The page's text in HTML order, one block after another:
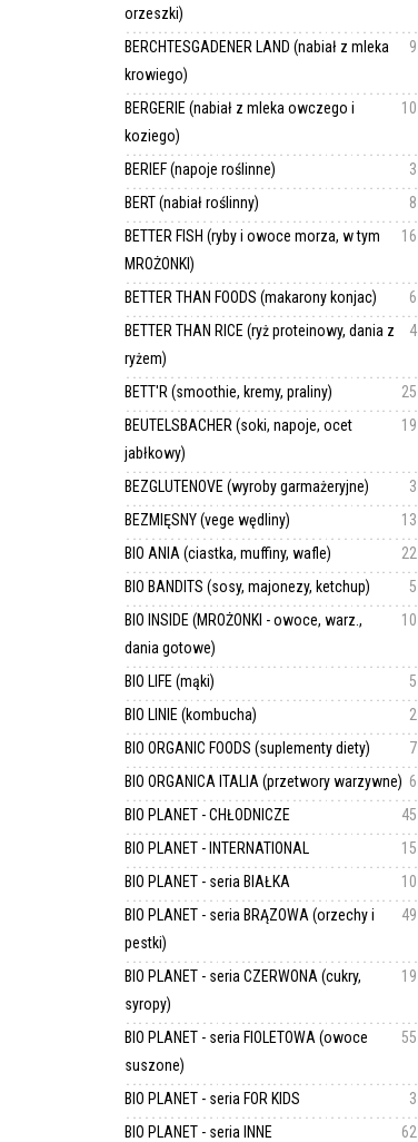
orzeszki)
9
BERCHTESGADENER LAND (nabiał z mleka
krowiego)
10
BERGERIE (nabiał z mleka owczego i
koziego)
3
BERIEF (napoje roślinne)
8
BERT (nabiał roślinny)
16
BETTER FISH (ryby i owoce morza, w tym
MROŻONKI)
6
BETTER THAN FOODS (makarony konjac)
4
BETTER THAN RICE (ryż proteinowy, dania z
ryżem)
25
BETT'R (smoothie, kremy, praliny)
19
BEUTELSBACHER (soki, napoje, ocet
jabłkowy)
3
BEZGLUTENOVE (wyroby garmażeryjne)
13
BEZMIĘSNY (vege wędliny)
22
BIO ANIA (ciastka, muffiny, wafle)
5
BIO BANDITS (sosy, majonezy, ketchup)
10
BIO INSIDE (MROŻONKI - owoce, warz.,
dania gotowe)
5
BIO LIFE (mąki)
2
BIO LINIE (kombucha)
7
BIO ORGANIC FOODS (suplementy diety)
6
BIO ORGANICA ITALIA (przetwory warzywne)
45
BIO PLANET - CHŁODNICZE
15
BIO PLANET - INTERNATIONAL
10
BIO PLANET - seria BIAŁKA
49
BIO PLANET - seria BRĄZOWA (orzechy i
pestki)
19
BIO PLANET - seria CZERWONA (cukry,
syropy)
55
BIO PLANET - seria FIOLETOWA (owoce
suszone)
3
BIO PLANET - seria FOR KIDS
62
BIO PLANET - seria INNE